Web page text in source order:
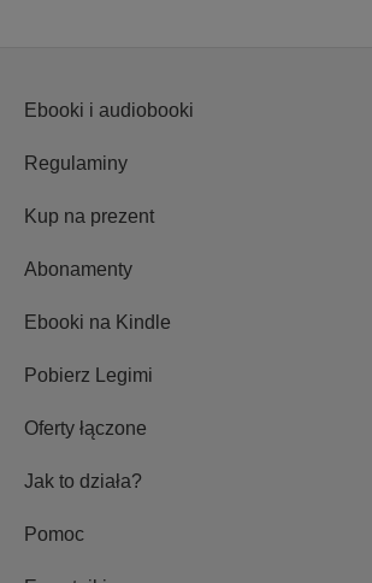
Ebooki i audiobooki
Regulaminy
Kup na prezent
Abonamenty
Ebooki na Kindle
Pobierz Legimi
Oferty łączone
Jak to działa?
Pomoc